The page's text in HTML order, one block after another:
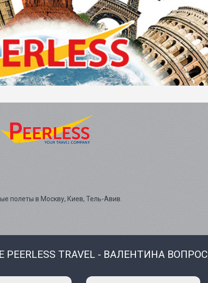
полеты в Москву, Киев, Тель-Авив.
TRAVEL - ВАЛЕНТИНА ВОПРОС
Ваш